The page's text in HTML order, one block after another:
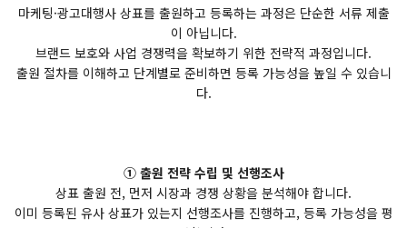
마케팅·광고대행사 상표를 출원하고 등록하는 과정은 단순한 서류 제출
이 아닙니다.
브랜드 보호와 사업 경쟁력을 확보하기 위한 전략적 과정입니다.
출원 절차를 이해하고 단계별로 준비하면 등록 가능성을 높일 수 있습니
다.
① 출원 전략 수립 및 선행조사
상표 출원 전, 먼저 시장과 경쟁 상황을 분석해야 합니다.
이미 등록된 유사 상표가 있는지 선행조사를 진행하고, 등록 가능성을 평